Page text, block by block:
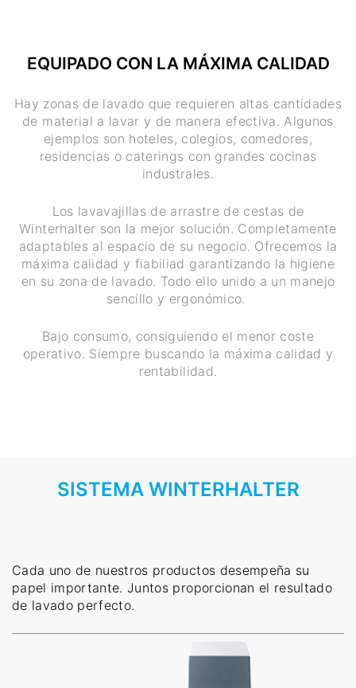
EQUIPADO CON LA MÁXIMA CALIDAD
Hay zonas de lavado que requieren altas cantidades
de material a lavar y de manera efectiva. Algunos
ejemplos son hoteles, colegios, comedores,
residencias o caterings con grandes cocinas
industrales.
Los lavavajillas de arrastre de cestas de
Winterhalter son la mejor solución. Completamente
adaptables al espacio de su negocio. Ofrecemos la
máxima calidad y fiabiliad garantizando la higiene
en su zona de lavado. Todo ello unido a un manejo
sencillo y ergonómico.
Bajo consumo, consiguiendo el menor coste
operativo. Siempre buscando la máxima calidad y
rentabilidad.
SISTEMA WINTERHALTER
Cada uno de nuestros productos desempeña su
papel importante. Juntos proporcionan el resultado
de lavado perfecto.